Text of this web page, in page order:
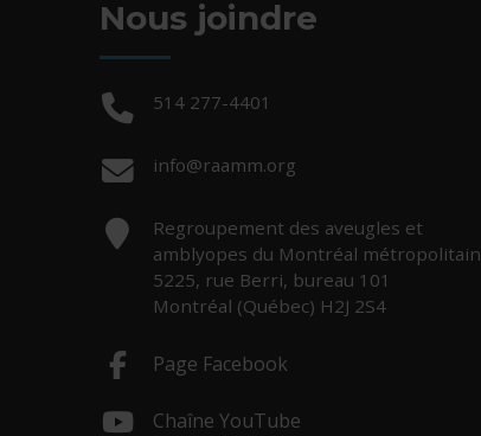
Nous joindre
Téléphone :
514 277-4401
Courriel :
info@raamm.org
Adresse :
Regroupement des aveugles et
amblyopes du Montréal métropolitain
5225, rue Berri, bureau 101
Montréal (Québec) H2J 2S4
Page Facebook
Chaîne YouTube